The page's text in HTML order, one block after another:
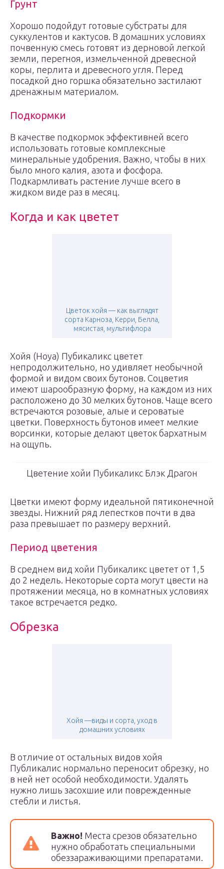
Грунт
Хорошо подойдут готовые субстраты для
суккулентов и кактусов. В домашних условиях
почвенную смесь готовят из дерновой легкой
земли, перегноя, измельченной древесной
коры, перлита и древесного угля. Перед
посадкой дно горшка обязательно застилают
дренажным материалом.
Подкормки
В качестве подкормок эффективней всего
использовать готовые комплексные
минеральные удобрения. Важно, чтобы в них
было много калия, азота и фосфора.
Подкармливать растение лучше всего в
жидком виде раз в месяц.
Когда и как цветет
Цветок хойя — как выглядят
сорта Карноза, Керри, Белла,
мясистая, мультифлора
Хойя (Hoya) Пубикаликс цветет
непродолжительно, но удивляет необычной
формой и видом своих бутонов. Соцветия
имеют шарообразную форму, на каждом из них
расположено до 30 мелких бутонов. Чаще всего
встречаются розовые, алые и сероватые
цветки. Поверхность бутонов имеет мелкие
ворсинки, которые делают цветок бархатным
на ощупь.
Цветение хойи Пубикаликс Блэк Драгон
Цветки имеют форму идеальной пятиконечной
звезды. Нижний ряд лепестков почти в два
раза превышает по размеру верхний.
Период цветения
В среднем вид хойи Пубикаликс цветет от 1,5
до 2 недель. Некоторые сорта могут цвести на
протяжении месяца, но в комнатных условиях
такое встречается редко.
Обрезка
Хойя —виды и сорта, уход в
домашних условиях
В отличие от остальных видов хойя
Публикалис нормально переносит обрезку, но
в ней нет особой необходимости. Удалять
нужно лишь засохшие или поврежденные
стебли и листья.
Важно! Места срезов обязательно
нужно обработать специальными
обеззараживающими препаратами.